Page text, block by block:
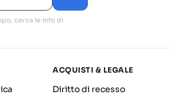
cerca le info di
ACQUISTI & LEGALE
Diritto di recesso